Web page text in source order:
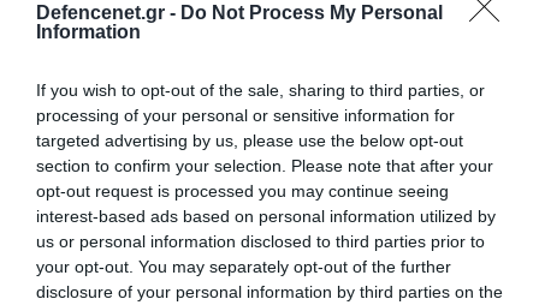
Defencenet.gr - Do Not Process My Personal
Information
If you wish to opt-out of the sale, sharing to third parties, or
processing of your personal or sensitive information for
targeted advertising by us, please use the below opt-out
section to confirm your selection. Please note that after your
opt-out request is processed you may continue seeing
interest-based ads based on personal information utilized by
us or personal information disclosed to third parties prior to
your opt-out. You may separately opt-out of the further
disclosure of your personal information by third parties on the
06.08.2026 | 14:02